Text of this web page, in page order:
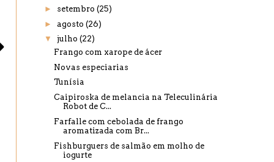
► setembro (25)
► agosto (26)
▼ julho (22)
Frango com xarope de ácer
Novas especiarias
Tunísia
Caipiroska de melancia na Teleculinária
Robot de C...
Farfalle com cebolada de frango
aromatizada com Br...
Fishburguers de salmão em molho de
iogurte